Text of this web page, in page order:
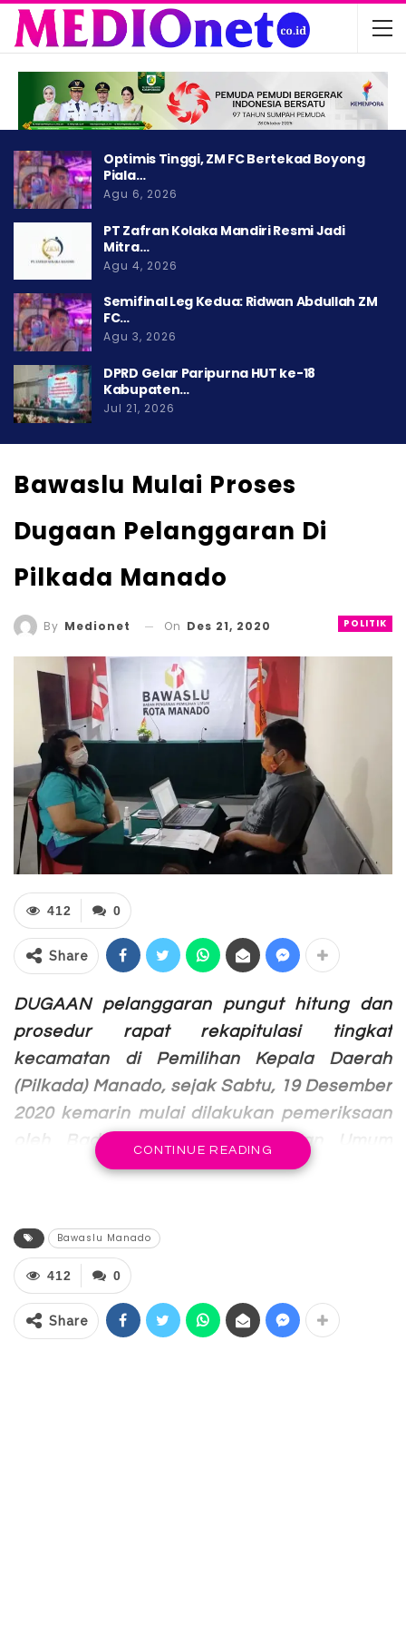
Optimis Tinggi, ZM FC Bertekad Boyong
Piala…
Agu 6, 2026
PT Zafran Kolaka Mandiri Resmi Jadi
Mitra…
Agu 4, 2026
Semifinal Leg Kedua: Ridwan Abdullah ZM
FC…
Agu 3, 2026
DPRD Gelar Paripurna HUT ke-18
Kabupaten…
Jul 21, 2026
Bawaslu Mulai Proses
Dugaan Pelanggaran Di
Pilkada Manado
POLITIK
By Medionet On Des 21, 2020
0
412
Share
DUGAAN pelanggaran pungut hitung dan
prosedur rapat rekapitulasi tingkat
kecamatan di Pemilihan Kepala Daerah
(Pilkada) Manado, sejak Sabtu, 19 Desember
2020 kemarin mulai dilakukan pemeriksaan
oleh Badan Pengawas Pemilihan Umum
(Bawaslu) Kota Manado.
menegaskan bahwa walaupun pleno
tingkat Kota telah berakhir, namun masih
terdapat masalah yang perlu diselesaikan
sebagai bentuk penanganan pelanggaran.
CONTINUE READING
Bawaslu Manado
0
412
Share